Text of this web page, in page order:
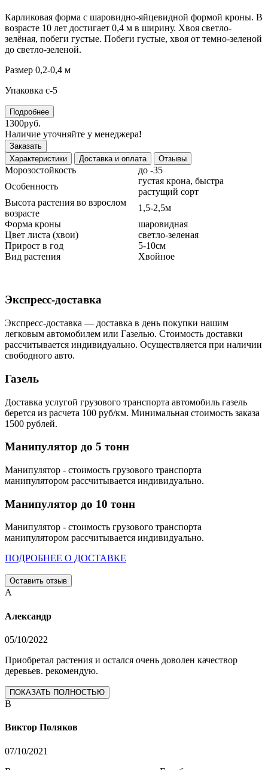
Карликовая форма с шаровидно-яйцевидной формой кроны. В
возрасте 10 лет достигает 0,4 м в ширину. Хвоя светло-
зелёная, побеги густые. Побеги густые, хвоя от темно-зеленой
до светло-зеленой.
Размер 0,2-0,4 м
Упаковка с-5
Подробнее
1300руб.
Наличие уточняйте у менеджера!
Заказать
Характеристики
Доставка и оплата Отзывы
Морозостойкость
до -35
Особенность
густая крона, быстра
растущий сорт
Высота растения во взрослом
возрасте
1,5-2,5м
Форма кроны
шаровидная
Цвет листа (хвои)
светло-зеленая
Прирост в год
5-10см
Вид растения
Хвойное
Экспресс-доставка
Экспресс-доставка — доставка в день покупки нашим
легковым автомобилем или Газелью. Стоимость доставки
рассчитывается индивидуально. Осуществляется при наличии
свободного авто.
Газель
Доставка услугой грузового транспорта автомобиль газель
берется из расчета 100 руб/км. Минимальная стоимость заказа
1500 рублей.
Манипулятор до 5 тонн
Манипулятор - стоимость грузового транспорта
манипулятором рассчитывается индивидуально.
Манипулятор до 10 тонн
Манипулятор - стоимость грузового транспорта
манипулятором рассчитывается индивидуально.
ПОДРОБНЕЕ О ДОСТАВКЕ
Оставить отзыв
А
Александр
05/10/2022
Приобретал растения и остался очень доволен качествор
деревьев. рекомендую.
ПОКАЗАТЬ ПОЛНОСТЬЮ
В
Виктор Поляков
07/10/2021